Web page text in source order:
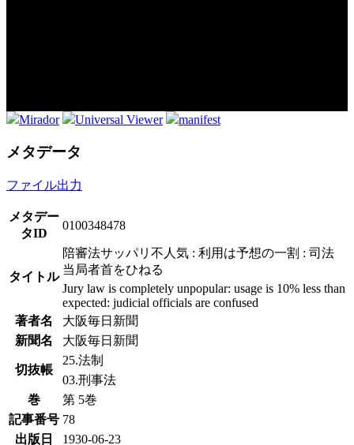
Mirador Universal Viewer manifest
メタデータ
ファイル出力
メタデー
タID
0100348478
タイトル
陪審法サッパリ不人気 : 利用は予想の一割 : 司法
当局者首をひねる
Jury law is completely unpopular: usage is 10% less than
expected: judicial officials are confused
著者名
大阪毎日新聞
新聞名
大阪毎日新聞
切抜帳
25.法制
03.刑事法
巻
第 5巻
記事番号 78
出版日
1930-06-23